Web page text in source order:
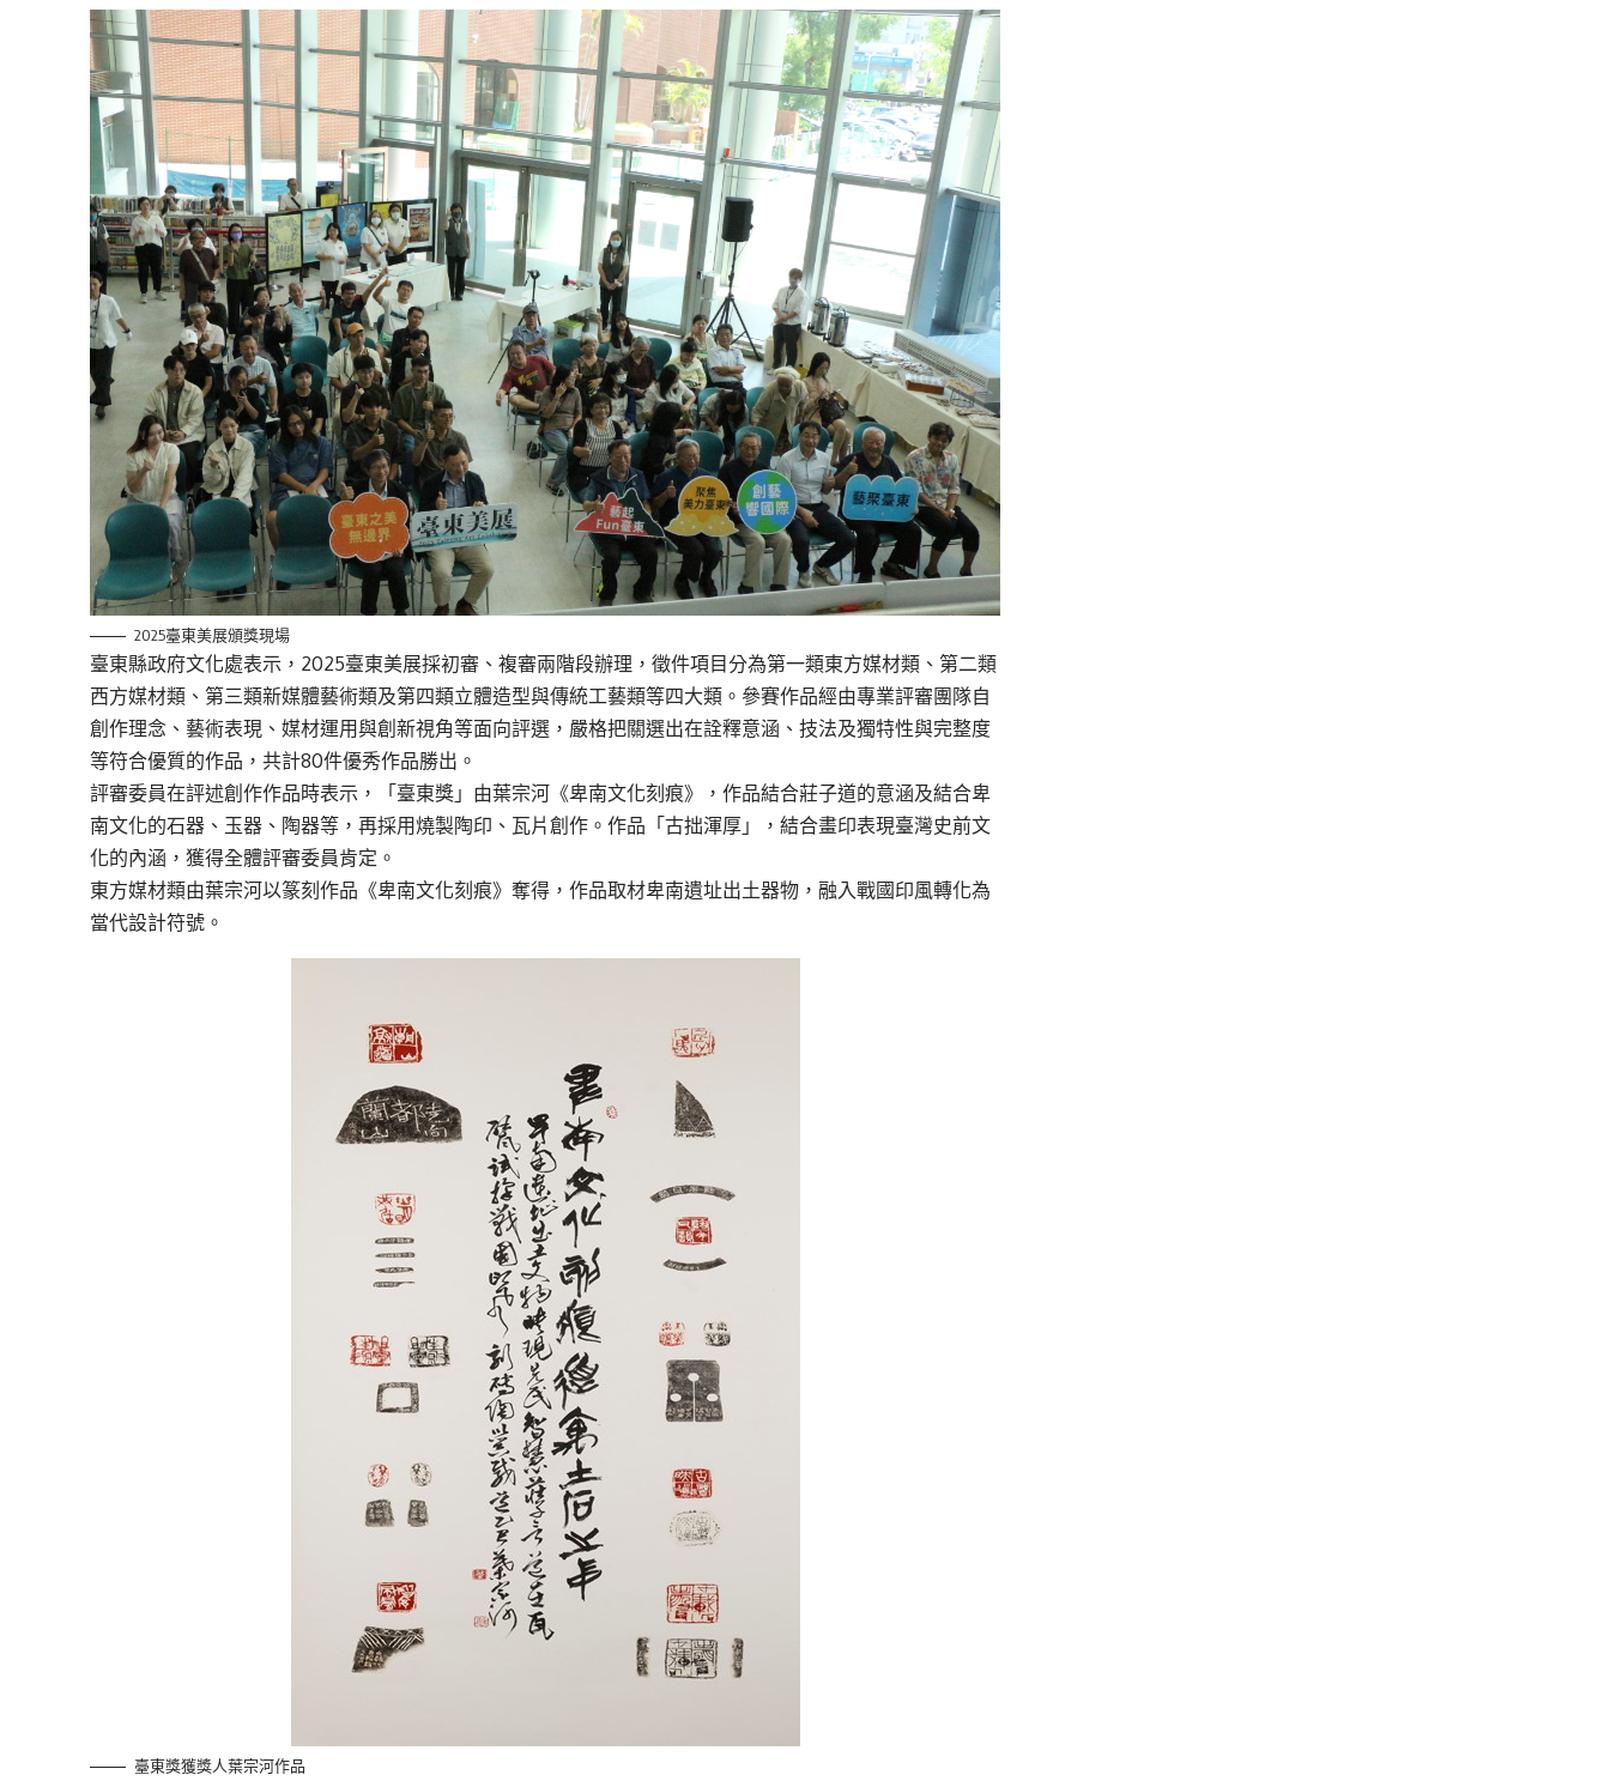
2025臺東美展頒獎現場
臺東縣政府文化處表示，2025臺東美展採初審、複審兩階段辦理，徵件項目分為第一類東方媒材類、第二類
西方媒材類、第三類新媒體藝術類及第四類立體造型與傳統工藝類等四大類。參賽作品經由專業評審團隊自
創作理念、藝術表現、媒材運用與創新視角等面向評選，嚴格把關選出在詮釋意涵、技法及獨特性與完整度
等符合優質的作品，共計80件優秀作品勝出。
評審委員在評述創作作品時表示，「臺東獎」由葉宗河《卑南文化刻痕》，作品結合莊子道的意涵及結合卑
南文化的石器、玉器、陶器等，再採用燒製陶印、瓦片創作。作品「古拙渾厚」，結合畫印表現臺灣史前文
化的內涵，獲得全體評審委員肯定。
東方媒材類由葉宗河以篆刻作品《卑南文化刻痕》奪得，作品取材卑南遺址出土器物，融入戰國印風轉化為
當代設計符號。
臺東獎獲獎人葉宗河作品